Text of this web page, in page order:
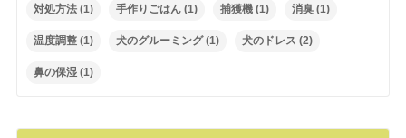
対処方法(1) 手作りごはん(1) 捕獲機(1) 消臭(1)
温度調整(1) 犬のグルーミング(1) 犬のドレス (2)
鼻の保湿(1)